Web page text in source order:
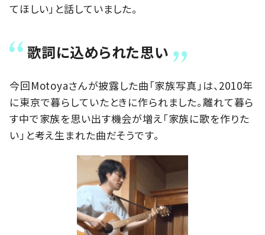
てほしい」と話していました。
歌詞に込められた思い
今回Motoyaさんが披露した曲「家族写真」は、2010年
に東京で暮らしていたときに作られました。離れて暮ら
す中で家族を思い出す機会が増え「家族に歌を作りた
い」と考え生まれた曲だそうです。